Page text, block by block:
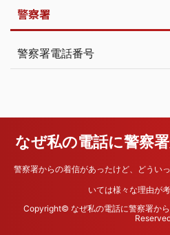
警察署
警察署電話番号
なぜ私の電話に警察
警察署からの着信があったけど、どうい
いては様々な理由が
Copyright© なぜ私の電話に警察署か